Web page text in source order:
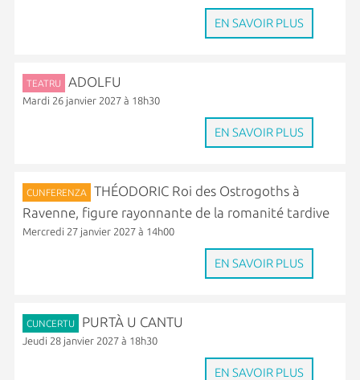
EN SAVOIR PLUS
TEATRU ADOLFU
Mardi 26 janvier 2027 à 18h30
EN SAVOIR PLUS
CUNFERENZA
THÉODORIC Roi des Ostrogoths à
Ravenne, figure rayonnante de la romanité tardive
Mercredi 27 janvier 2027 à 14h00
EN SAVOIR PLUS
CUNCERTU PURTÀ U CANTU
Jeudi 28 janvier 2027 à 18h30
EN SAVOIR PLUS